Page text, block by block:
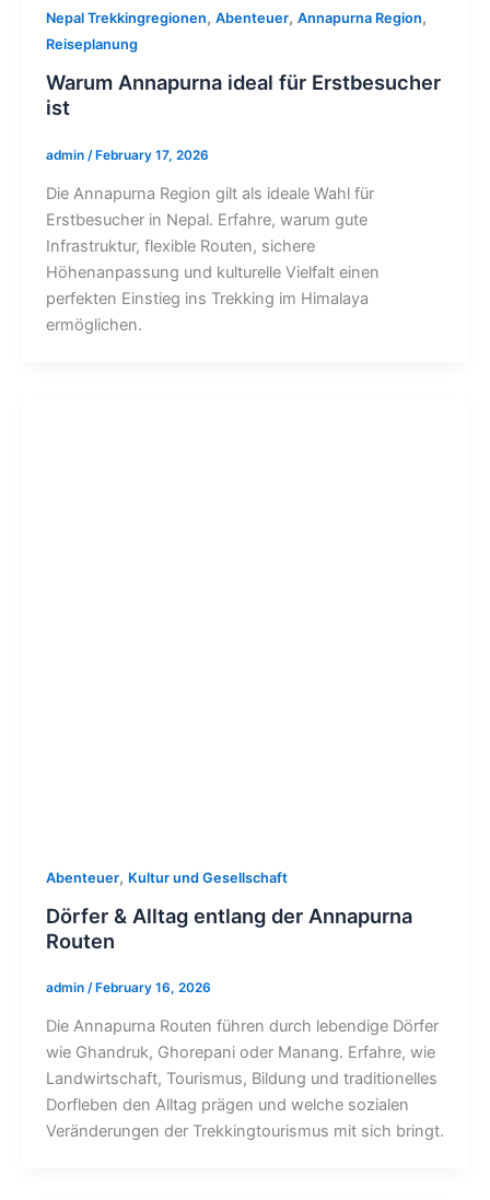
Nepal Trekkingregionen, Abenteuer, Annapurna Region,
Reiseplanung
Warum Annapurna ideal für Erstbesucher
ist
admin /February 17, 2026
Die Annapurna Region gilt als ideale Wahl für
Erstbesucher in Nepal. Erfahre, warum gute
Infrastruktur, flexible Routen, sichere
Höhenanpassung und kulturelle Vielfalt einen
perfekten Einstieg ins Trekking im Himalaya
ermöglichen.
Abenteuer, Kultur und Gesellschaft
Dörfer & Alltag entlang der Annapurna
Routen
admin / February 16, 2026
Die Annapurna Routen führen durch lebendige Dörfer
wie Ghandruk, Ghorepani oder Manang. Erfahre, wie
Landwirtschaft, Tourismus, Bildung und traditionelles
Dorfleben den Alltag prägen und welche sozialen
Veränderungen der Trekkingtourismus mit sich bringt.